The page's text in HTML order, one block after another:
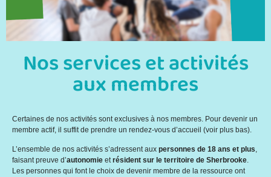
Nos services et activités
aux membres
Certaines de nos activités sont exclusives à nos membres. Pour devenir un
membre actif, il suffit de prendre un rendez-vous d’accueil (voir plus bas).
L’ensemble de nos activités s’adressent aux personnes de 18 ans et plus,
faisant preuve d’autonomie etrésident sur le territoire de Sherbrooke.
Les personnes qui font le choix de devenir membre de la ressource ont